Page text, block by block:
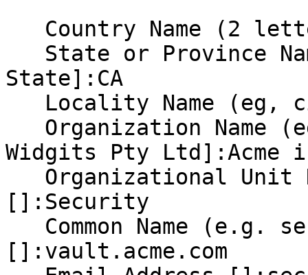
State]:CA
Widgits Pty Ltd]:Acme
[]:Security
[]:vault.acme.com